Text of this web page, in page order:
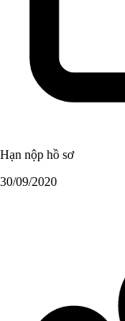
Hạn nộp hồ sơ
30/09/2020